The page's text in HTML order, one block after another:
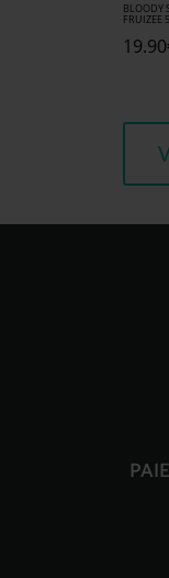
BLOODY
FRUIZEE
19.90